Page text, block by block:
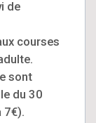
de
courses
sont
du 30
7€).